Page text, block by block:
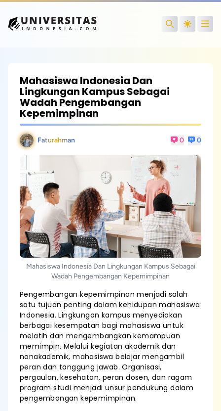
Search
Mahasiswa Indonesia Dan
Lingkungan Kampus Sebagai
Wadah Pengembangan
Kepemimpinan
Faturahman 0 0
Mahasiswa Indonesia Dan Lingkungan Kampus Sebagai
Wadah Pengembangan Kepemimpinan
Pengembangan kepemimpinan menjadi salah
satu tujuan penting dalam kehidupan mahasiswa
Indonesia. Lingkungan kampus menyediakan
berbagai kesempatan bagi mahasiswa untuk
melatih dan mengembangkan kemampuan
memimpin. Melalui kegiatan akademik dan
nonakademik, mahasiswa belajar mengambil
peran dan tanggung jawab. Organisasi,
pergaulan, kesehatan, peran dosen, dan ragam
program studi menjadi unsur pendukung dalam
pengembangan kepemimpinan.